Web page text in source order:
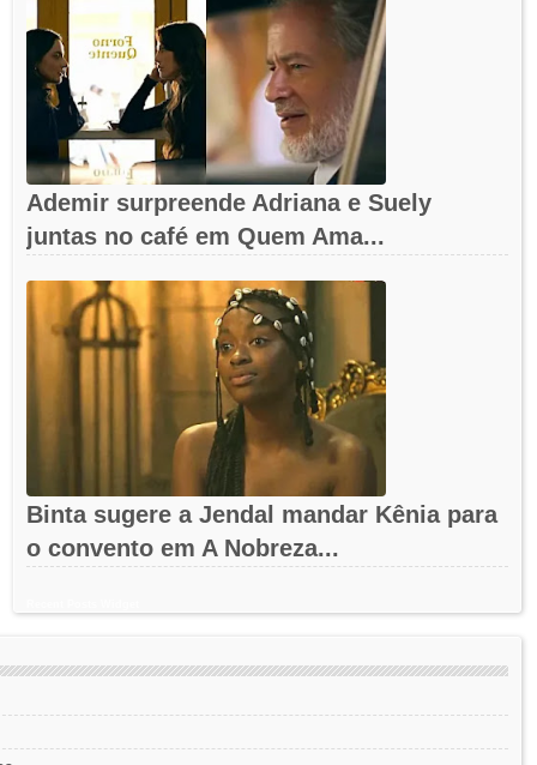
Ademir surpreende Adriana e Suely
juntas no café em Quem Ama...
Binta sugere a Jendal mandar Kênia para
o convento em A Nobreza...